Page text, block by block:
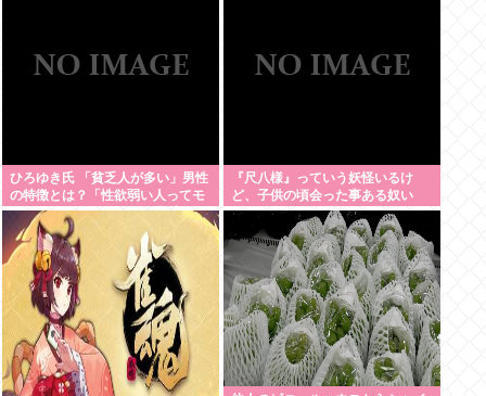
ひろゆき氏 「貧乏人が多い」男性
の特徴とは？「性欲弱い人ってモ
チベーションも低いので貧乏人多
い」 | 貧乏人は頭悪い人が多い
『尺八様』っていう妖怪いるけ
ど、子供の頃会った事ある奴い
る？？